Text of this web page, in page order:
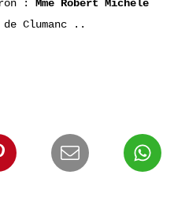
: Mme Robert Michèle
de Clumanc ..